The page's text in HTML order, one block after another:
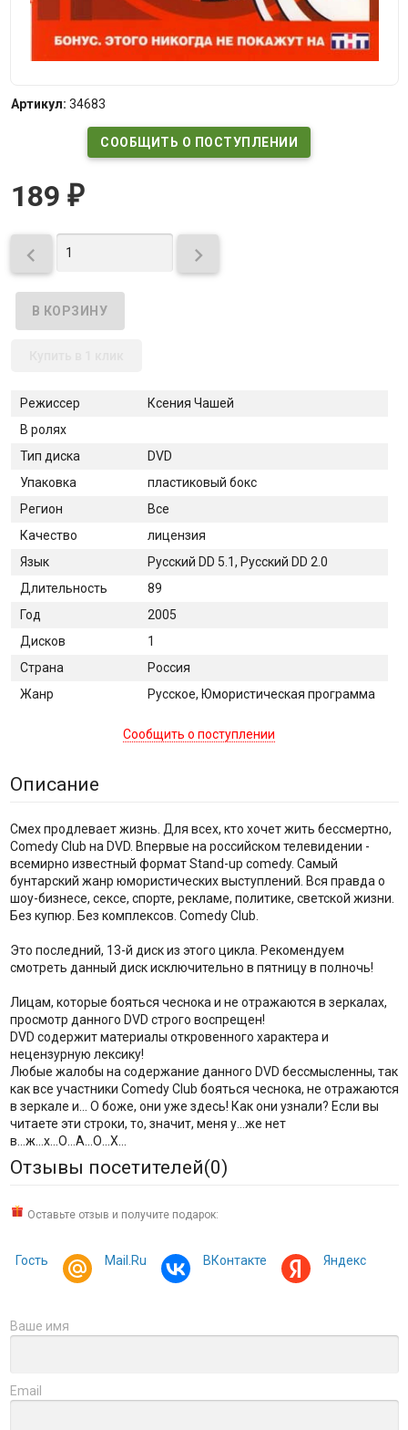
Артикул: 34683
СООБЩИТЬ О ПОСТУПЛЕНИИ
189 ₽
 
Режиссер
Ксения Чашей
В ролях
Тип диска
DVD
Упаковка
пластиковый бокс
Регион
Все
Качество
лицензия
Язык
Русский DD 5.1, Русский DD 2.0
Длительность
89
Год
2005
Дисков
1
Страна
Россия
Жанр
Русское, Юмористическая программа
Сообщить о поступлении
Описание
Смех продлевает жизнь. Для всех, кто хочет жить бессмертно,
Comedy Club на DVD. Впервые на российском телевидении -
всемирно известный формат Stand-up comedy. Самый
бунтарский жанр юмористических выступлений. Вся правда о
шоу-бизнесе, сексе, спорте, рекламе, политике, светской жизни.
Без купюр. Без комплексов. Comedy Club.
Это последний, 13-й диск из этого цикла. Рекомендуем
смотреть данный диск исключительно в пятницу в полночь!
Лицам, которые бояться чеснока и не отражаются в зеркалах,
просмотр данного DVD строго воспрещен!
DVD содержит материалы откровенного характера и
нецензурную лексику!
Любые жалобы на содержание данного DVD бессмысленны, так
как все участники Comedy Club бояться чеснока, не отражаются
в зеркале и... О боже, они уже здесь! Как они узнали? Если вы
читаете эти строки, то, значит, меня у...же нет
в...ж...х...О...А...О...Х...
Отзывы посетителей(0)
Оставьте отзыв и получите подарок:
Гость Mail.Ru ВКонтакте Яндекс
Ваше имя
Email